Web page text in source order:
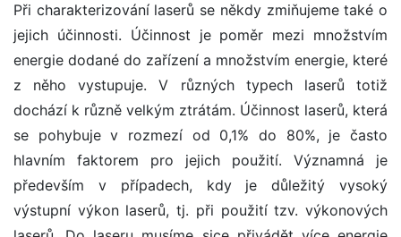
Při charakterizování laserů se někdy zmiňujeme také o
jejich účinnosti. Účinnost je poměr mezi množstvím
energie dodané do zařízení a množstvím energie, které
z něho vystupuje. V různých typech laserů totiž
dochází k různě velkým ztrátám. Účinnost laserů, která
se pohybuje v rozmezí od 0,1% do 80%, je často
hlavním faktorem pro jejich použití. Významná je
především v případech, kdy je důležitý vysoký
výstupní výkon laserů, tj. při použití tzv. výkonových